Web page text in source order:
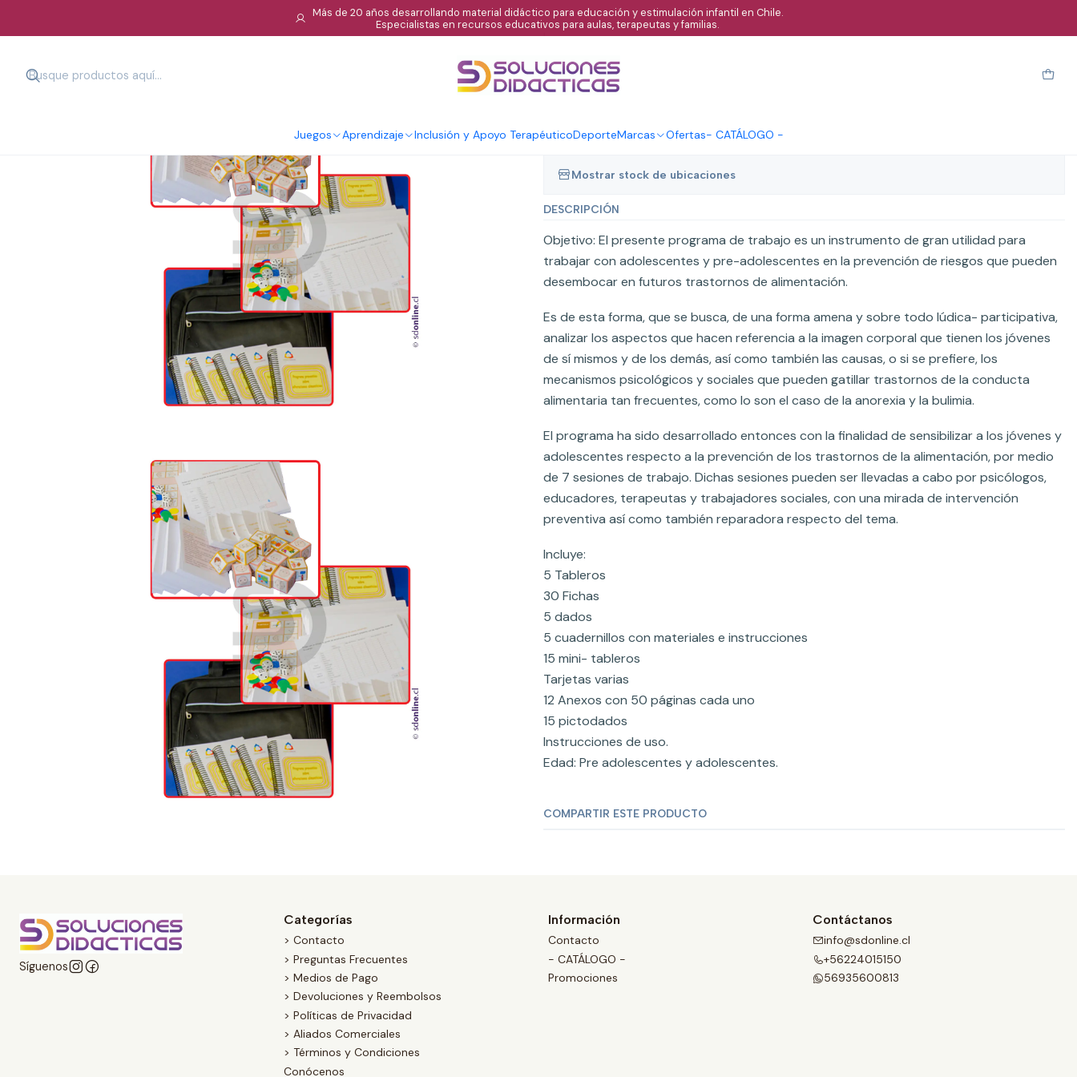
Juegos Aprendizaje Inclusión y Apoyo TerapéuticoDeporteMarcas Ofertas- CATÁLOGO -
Más de 20 años desarrollando material didáctico para educación y estimulación infantil en Chile.
Especialistas en recursos educativos para aulas, terapeutas y familias.
|
Alteraciones alimenticias Programa
preventivo
Cantidad
Mostrar stock de ubicaciones
DESCRIPCIÓN
Objetivo: El presente programa de trabajo es un instrumento de gran utilidad para
trabajar con adolescentes y pre-adolescentes en la prevención de riesgos que pueden
desembocar en futuros trastornos de alimentación.
Es de esta forma, que se busca, de una forma amena y sobre todo lúdica- participativa,
analizar los aspectos que hacen referencia a la imagen corporal que tienen los jóvenes
de sí mismos y de los demás, así como también las causas, o si se prefiere, los
mecanismos psicológicos y sociales que pueden gatillar trastornos de la conducta
alimentaria tan frecuentes, como lo son el caso de la anorexia y la bulimia.
El programa ha sido desarrollado entonces con la finalidad de sensibilizar a los jóvenes y
adolescentes respecto a la prevención de los trastornos de la alimentación, por medio
de 7 sesiones de trabajo. Dichas sesiones pueden ser llevadas a cabo por psicólogos,
educadores, terapeutas y trabajadores sociales, con una mirada de intervención
preventiva así como también reparadora respecto del tema.
Incluye:
5 Tableros
30 Fichas
5 dados
5 cuadernillos con materiales e instrucciones
15 mini- tableros
Tarjetas varias
12 Anexos con 50 páginas cada uno
15 pictodados
Instrucciones de uso.
Edad: Pre adolescentes y adolescentes.
COMPARTIR ESTE PRODUCTO
Síguenos
Categorías
> Contacto
> Preguntas Frecuentes
> Medios de Pago
> Devoluciones y Reembolsos
> Políticas de Privacidad
> Aliados Comerciales
> Términos y Condiciones
Conócenos
Información
Contacto
- CATÁLOGO -
Promociones
Contáctanos
info@sdonline.cl
+56224015150
56935600813